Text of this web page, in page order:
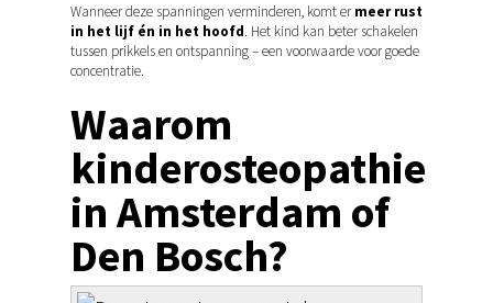
Wanneer deze spanningen verminderen, komt er meer rust
in het lijf én in het hoofd. Het kind kan beter schakelen
tussen prikkels en ontspanning – een voorwaarde voor goede
concentratie.
Waarom
kinderosteopathie
in Amsterdam of
Den Bosch?